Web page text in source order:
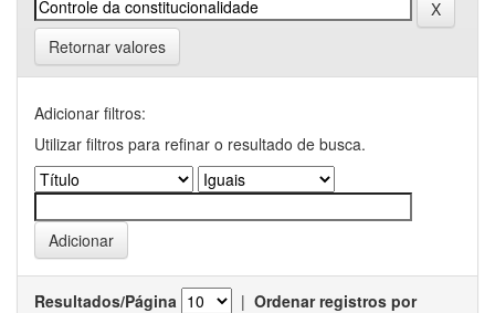
Retornar valores
Adicionar filtros:
Utilizar filtros para refinar o resultado de busca.
Resultados/Página | Ordenar registros por